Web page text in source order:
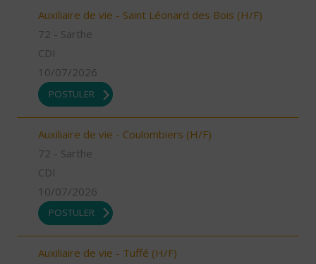
Auxiliaire de vie - Saint Léonard des Bois (H/F)
72 - Sarthe
CDI
10/07/2026
POSTULER
Auxiliaire de vie - Coulombiers (H/F)
72 - Sarthe
CDI
10/07/2026
POSTULER
Auxiliaire de vie - Tuffé (H/F)